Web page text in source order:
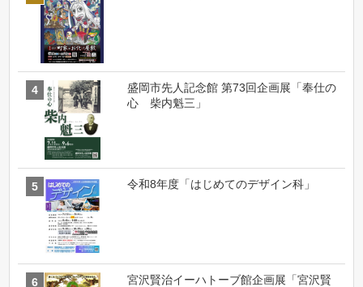
盛岡市先人記念館 第73回企画展「奉仕の
心 柴内魁三」
令和8年度「はじめてのデザイン科」
宮沢賢治イーハトーブ館企画展「宮沢賢